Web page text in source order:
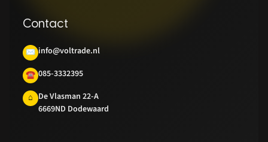
Contact
✉ info@voltrade.nl
☎ 085-3332395
⌂
De Vlasman 22-A
6669ND Dodewaard